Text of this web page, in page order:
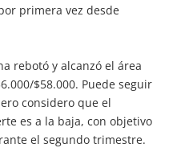
primera vez desde
rebotó y alcanzó el área
$58.000. Puede seguir
considero que el
es a la baja, con objetivo
el segundo trimestre.